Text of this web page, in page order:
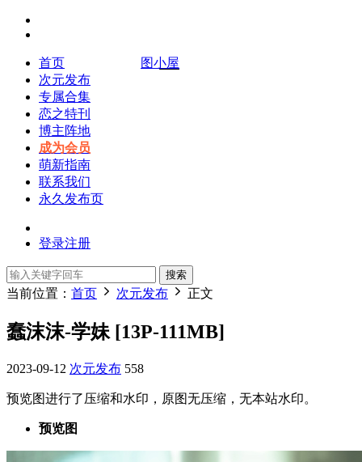
图小屋
首页
次元发布
专属合集
恋之特刊
博主阵地
成为会员
萌新指南
联系我们
永久发布页
登录注册
搜索
当前位置： 首页 次元发布 正文
蠢沫沫-学妹 [13P-111MB]
2023-09-12 次元发布 558
预览图进行了压缩和水印，原图无压缩，无本站水印。
预览图